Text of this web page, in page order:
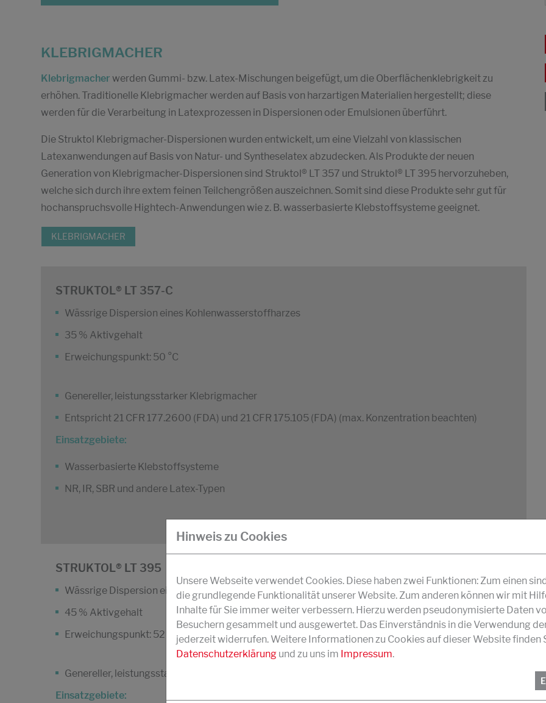
KLEBRIGMACHER
Klebrigmacher werden Gummi- bzw. Latex-Mischungen beigefügt, um die Oberflächenklebrigkeit zu
erhöhen. Traditionelle Klebrigmacher werden auf Basis von harzartigen Materialien hergestellt; diese
werden für die Verarbeitung in Latexprozessen in Dispersionen oder Emulsionen überführt.
Die Struktol Klebrigmacher-Dispersionen wurden entwickelt, um eine Vielzahl von klassischen
Latexanwendungen auf Basis von Natur- und Syntheselatex abzudecken. Als Produkte der neuen
Generation von Klebrigmacher-Dispersionen sind Struktol® LT 357 und Struktol® LT 395 hervorzuheben,
welche sich durch ihre extem feinen Teilchengrößen auszeichnen. Somit sind diese Produkte sehr gut für
hochanspruchsvolle Hightech-Anwendungen wie z. B. wasserbasierte Klebstoffsysteme geeignet.
KLEBRIGMACHER
STRUKTOL® LT 357-C
Wässrige Dispersion eines Kohlenwasserstoffharzes
35 % Aktivgehalt
Erweichungspunkt: 50 °C
Genereller, leistungsstarker Klebrigmacher
Entspricht 21 CFR 177.2600 (FDA) und 21 CFR 175.105 (FDA) (max. Konzentration beachten)
Einsatzgebiete:
Wasserbasierte Klebstoffsysteme
NR, IR, SBR und andere Latex-Typen
STRUKTOL® LT 395
Wässrige Dispersion eines Harzesters
45 % Aktivgehalt
Erweichungspunkt: 52 °C
Genereller, leistungsstarker Klebrigmacher
Einsatzgebiete:
Hinweis zu Cookies
Unsere Webseite verwendet Cookies. Diese haben zwei Funktionen: Zum einen
die grundlegende Funktionalität unserer Website. Zum anderen können wir mit
Inhalte für Sie immer weiter verbessern. Hierzu werden pseudonymisierte Daten
Besuchern gesammelt und ausgewertet. Das Einverständnis in die Verwendung
jederzeit widerrufen. Weitere Informationen zu Cookies auf dieser Website finden
Datenschutzerklärung und zu uns im Impressum.